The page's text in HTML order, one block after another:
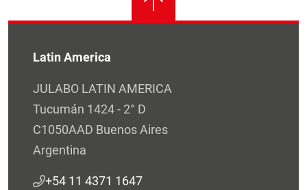
Latin America
JULABO LATIN AMERICA
Tucumán 1424 - 2° D
C1050AAD Buenos Aires
Argentina
+54 11 4371 1647